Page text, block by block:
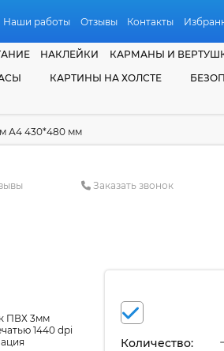
Наши работы Отзывы Контакты
НАКЛЕЙКИ КАРМАНЫ И
КАРТИНЫ НА ХОЛСТЕ
А4 430*480 мм
Заказать звонок
ПВХ 3мм
1440 dpi
Количество: